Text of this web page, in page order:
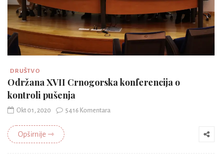
DRUŠTVO
Održana XVII Crnogorska konferencija o
kontroli pušenja
Okt 01, 2020 5416 Komentara
Opširnije ⇾